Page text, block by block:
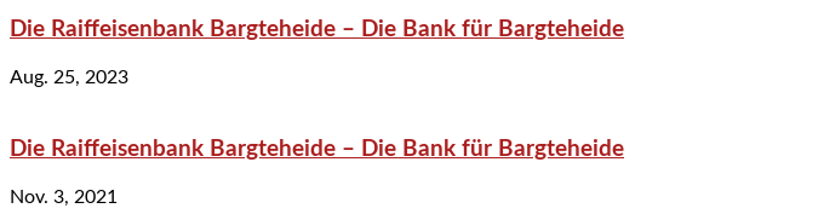
Die Raiffeisenbank Bargteheide – Die Bank für Bargteheide
Aug. 25, 2023
Die Raiffeisenbank Bargteheide – Die Bank für Bargteheide
Nov. 3, 2021